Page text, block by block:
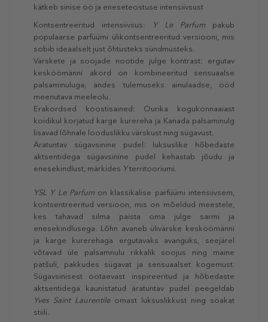
kätkeb sinise öö ja eneseteostuse intensiivsust
Kontsentreeritud intensiivsus:
Y Le Parfumpakub
populaarse parfüümi ülikontsentreeritud versiooni, mis
sobib ideaalselt just õhtusteks sündmusteks.
Värskete ja soojade nootide julge kontrast: ergutav
kesköömänni akord on kombineeritud sensuaalse
palsaminuluga, andes tulemuseks ainulaadse, ööd
meenutava meeleolu.
Erakordsed koostisained: Ourika kogukonnaaiast
koidikul korjatud karge kurereha ja Kanada palsaminulg
lisavad lõhnale looduslikku värskust ning sügavust.
Äratuntav sügavsinine pudel: luksuslike hõbedaste
aktsentidega sügavsinine pudel kehastab jõudu ja
enesekindlust, märkides Yterritooriumi.
YSL Y Le Parfumon klassikalise parfüümi intensiivsem,
kontsentreeritud versioon, mis on mõeldud meestele,
kes tahavad silma paista oma julge sarmi ja
enesekindlusega. Lõhn avaneb ülivärske kesköömänni
ja karge kurerehaga ergutavaks avanguks, seejärel
võtavad üle palsamnulu rikkalik soojus ning maine
patšuli, pakkudes sügavat ja sensuaalset kogemust.
Sügavsinisest öötaevast inspireeritud ja hõbedaste
aktsentidega kaunistatud äratuntav pudel peegeldab
Yves Saint Laurentileomast luksuslikkust ning söakat
stiili.